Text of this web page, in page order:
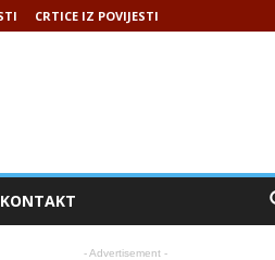
CRTICE IZ POVIJESTI
KONTAKT
- Advertisement -